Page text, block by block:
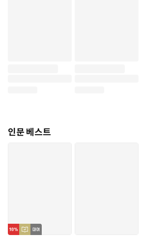
인문 베스트